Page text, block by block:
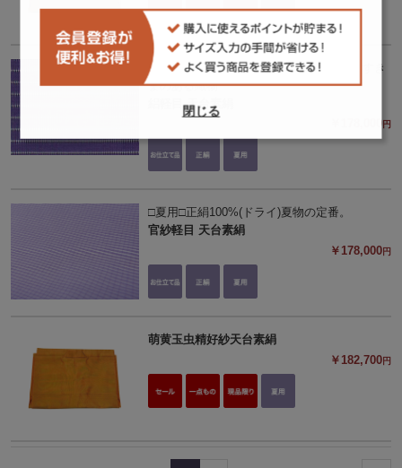
□夏用□正絹100%(ドライ)「廉」のようなすき
まのある織物
絽軽目 天台素絹
￥178,000円
□夏用□正絹100%(ドライ)夏物の定番。
官紗軽目 天台素絹
￥178,000円
萌黄玉虫精好紗天台素絹
￥182,700円
閉じる